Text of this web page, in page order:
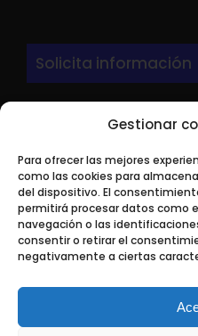
Gestionar
Para ofrecer las mejores
como las cookies para
del dispositivo. El
permitirá procesar datos como
navegación o las
consentir o retirar el
negativamente a ciertas
Solicita información
LARRONDO BEHEKO
9.
48180 Loiu ( Bizkaia)